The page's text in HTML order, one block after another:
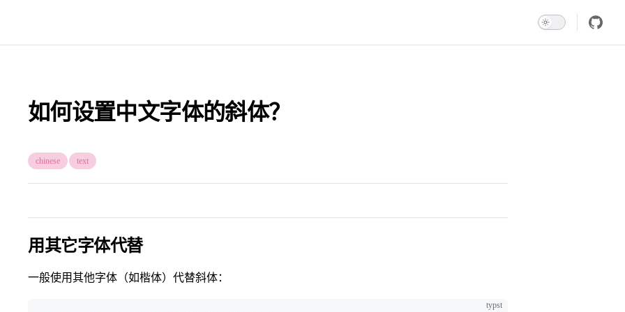
如何设置中文字体的斜体？
chinese text
用其它字体代替
一般使用其他字体（如楷体）代替斜体：
typst